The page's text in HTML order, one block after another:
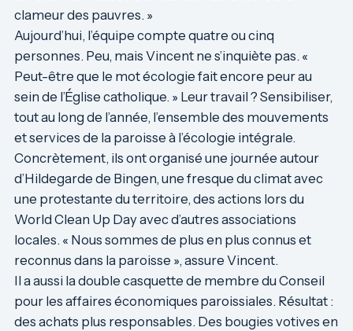
clameur des pauvres. »
Aujourd’hui, l’équipe compte quatre ou cinq
personnes. Peu, mais Vincent ne s’inquiète pas. «
Peut-être que le mot écologie fait encore peur au
sein de l’Église catholique. » Leur travail ? Sensibiliser,
tout au long de l’année, l’ensemble des mouvements
et services de la paroisse à l’écologie intégrale.
Concrètement, ils ont organisé une journée autour
d’Hildegarde de Bingen, une fresque du climat avec
une protestante du territoire, des actions lors du
World Clean Up Day avec d’autres associations
locales. « Nous sommes de plus en plus connus et
reconnus dans la paroisse », assure Vincent.
Il a aussi la double casquette de membre du Conseil
pour les affaires économiques paroissiales. Résultat :
des achats plus responsables. Des bougies votives en